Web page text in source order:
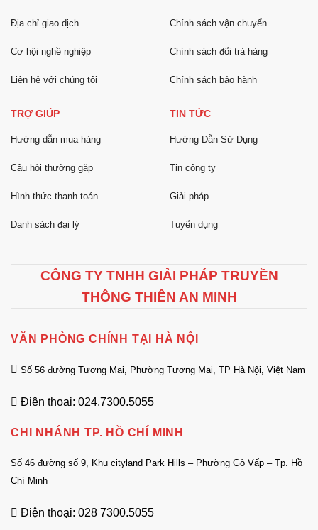
Địa chỉ giao dịch
Cơ hội nghề nghiệp
Liên hệ với chúng tôi
Chính sách vận chuyển
Chính sách đổi trả hàng
Chính sách bảo hành
TRỢ GIÚP
Hướng dẫn mua hàng
Câu hỏi thường gặp
Hình thức thanh toán
Danh sách đại lý
TIN TỨC
Hướng Dẫn Sử Dụng
Tin công ty
Giải pháp
Tuyển dụng
CÔNG TY TNHH GIẢI PHÁP TRUYỀN
THÔNG THIÊN AN MINH
VĂN PHÒNG CHÍNH TẠI HÀ NỘI
Số 56 đường Tương Mai, Phường Tương Mai, TP Hà Nội, Việt Nam
Điện thoại: 024.7300.5055
CHI NHÁNH TP. HỒ CHÍ MINH
Số 46 đường số 9, Khu cityland Park Hills – Phường Gò Vấp – Tp. Hồ
Chí Minh
Điện thoại: 028 7300.5055